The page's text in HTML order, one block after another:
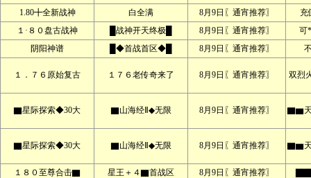
1.80╋全新战神 白全满 8月9日〖通宵推荐〗
充
１·８０盘古战神
█战神开天终极█ 8月9日〖通宵推荐〗
可
阴阳神谱
█◆首战首区◆█ 8月9日〖通宵推荐〗
１．７６原始复古 １７６老传奇来了 8月9日〖通宵推荐〗 双烈
▇星际探索◆30大 ▇山海经Ⅱ◆无限 8月9日〖通宵推荐〗 ▇▆
▇星际探索◆30大 ▇山海经Ⅱ◆无限 8月9日〖通宵推荐〗 ▇▆
１８０至尊合击▇ 星王＋４▇首战区 8月9日〖通宵推荐〗